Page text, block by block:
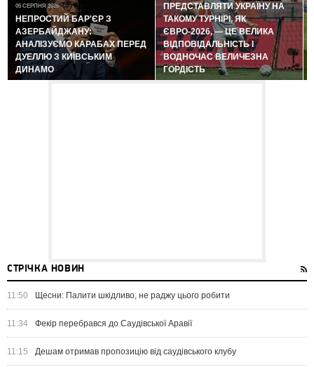
05 СЕРПНЯ 2026
НЕПРОСТИЙ БАР'ЄР З
АЗЕРБАЙДЖАНУ:
АНАЛІЗУЄМО КАРАБАХ ПЕРЕД
ДУЕЛЛЮ З КИЇВСЬКИМ
ДИНАМО
ПРЕДСТАВЛЯТИ УКРАЇНУ НА
ТАКОМУ ТУРНІРІ, ЯК
ЄВРО-2026, — ЦЕ ВЕЛИКА
ВІДПОВІДАЛЬНІСТЬ І
ВОДНОЧАС ВЕЛИЧЕЗНА
ГОРДІСТЬ
СТРІЧКА НОВИН
11:50 Щесни: Палити шкідливо, не раджу цього робити
11:34 Фекір перебрався до Саудівської Аравії
11:15 Дешам отримав пропозицію від саудівського клубу